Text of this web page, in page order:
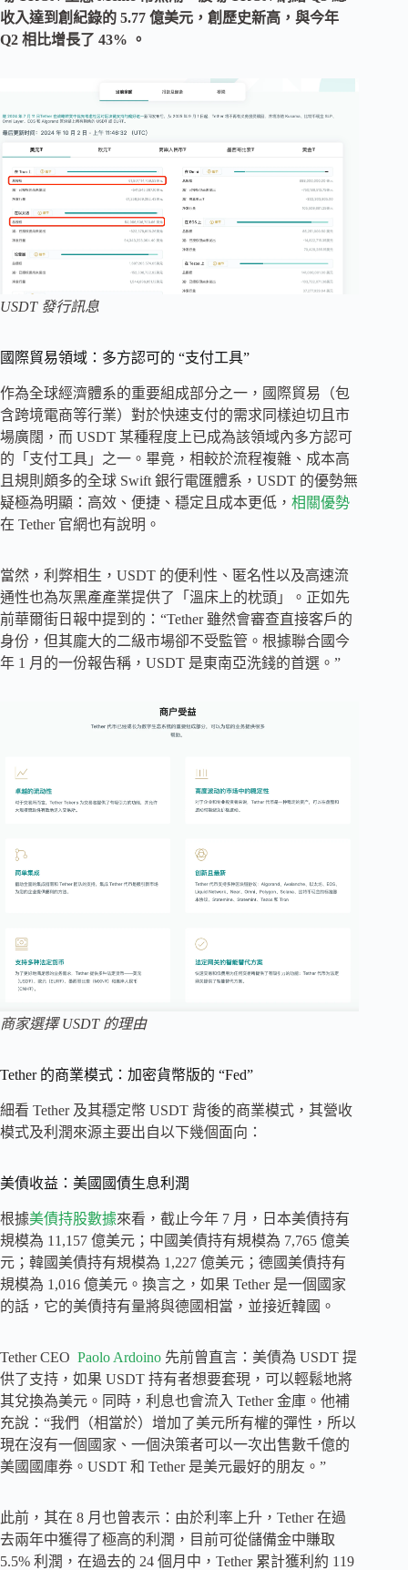
收入達到創紀錄的 5.77 億美元，創歷史新高，與今年
Q2 相比增長了 43% 。
USDT 發行訊息
國際貿易領域：多方認可的 “支付工具”
作為全球經濟體系的重要組成部分之一，國際貿易（包
含跨境電商等行業）對於快速支付的需求同樣迫切且市
場廣闊，而 USDT 某種程度上已成為該領域內多方認可
的「支付工具」之一。畢竟，相較於流程複雜、成本高
且規則頗多的全球 Swift 銀行電匯體系，USDT 的優勢無
疑極為明顯：高效、便捷、穩定且成本更低， 相關優勢
在 Tether 官網也有說明。
當然，利弊相生，USDT 的便利性、匿名性以及高速流
通性也為灰黑產產業提供了「溫床上的枕頭」。正如先
前華爾街日報中提到的：“Tether 雖然會審查直接客戶的
身份，但其龐大的二級市場卻不受監管。根據聯合國今
年 1 月的一份報告稱，US​​DT 是東南亞洗錢的首選。”
商家選擇 USDT 的理由
Tether 的商業模式：加密貨幣版的 “Fed”
細看 Tether 及其穩定幣 USDT 背後的商業模式，其營收
模式及利潤來源主要出自以下幾個面向：
美債收益：美國國債生息利潤
根據美債持股數據來看，截止今年 7 月，日本美債持有
規模為 11,157 億美元；中國美債持有規模為 7,765 億美
元；韓國美債持有規模為 1,227 億美元；德國美債持有
規模為 1,016 億美元。換言之，如果 Tether 是一個國家
的話，它的美債持有量將與德國相當，並接近韓國。
Tether CEO Paolo Ardoino 先前曾直言：美債為 USDT 提
供了支持，如果 USDT 持有者想要套現，可以輕鬆地將
其兌換為美元。同時，利息也會流入 Tether 金庫。他補
充說：“我們（相當於）增加了美元所有權的彈性，所以
現在沒有一個國家、一個決策者可以一次出售數千億的
美國國庫券。USDT 和 Tether 是美元最好的朋友。”
此前，其在 8 月也曾表示：由於利率上升，Tether 在過
去兩年中獲得了極高的利潤，目前可從儲備金中賺取
5.5% 利潤，在過去的 24 個月中，Tether 累計獲利約 119